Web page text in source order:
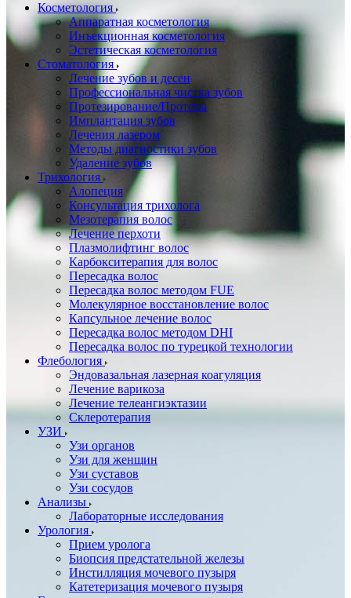
Косметология
Аппаратная косметология
Инъекционная косметология
Эстетическая косметология
Стоматология
Лечение зубов и десен
Профессиональная чистка зубов
Протезирование/Протезы
Имплантация зубов
Лечения лазером
Методы диагностики зубов
Удаление зубов
Трихология
Алопеция
Консультация трихолога
Мезотерапия волос
Лечение перхоти
Плазмолифтинг волос
Карбокситерапия для волос
Пересадка волос
Пересадка волос методом FUE
Молекулярное восстановление волос
Капсульное лечение волос
Пересадка волос методом DHI
Пересадка волос по турецкой технологии
Флебология
Эндовазальная лазерная коагуляция
Лечение варикоза
Лечение телеангиэктазии
Склеротерапия
УЗИ
Узи органов
Узи для женщин
Узи cуставов
Узи сосудов
Анализы
Лабораторные исследования
Урология
Прием уролога
Биопсия предстательной железы
Инстилляция мочевого пузыря
Катетеризация мочевого пузыря